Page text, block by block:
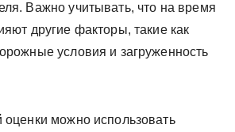
Важно учитывать, что на время
другие факторы, такие как
условия и загруженность
оценки можно использовать